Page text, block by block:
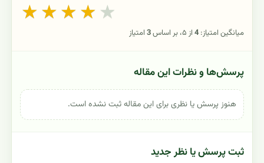
★ ★ ★ ★ ★
میانگین امتیاز: 4از ۵، بر اساس 3امتیاز
پرسش‌ها و نظرات این مقاله
هنوز پرسش یا نظری برای این مقاله ثبت نشده است.
ثبت پرسش یا نظر جدید